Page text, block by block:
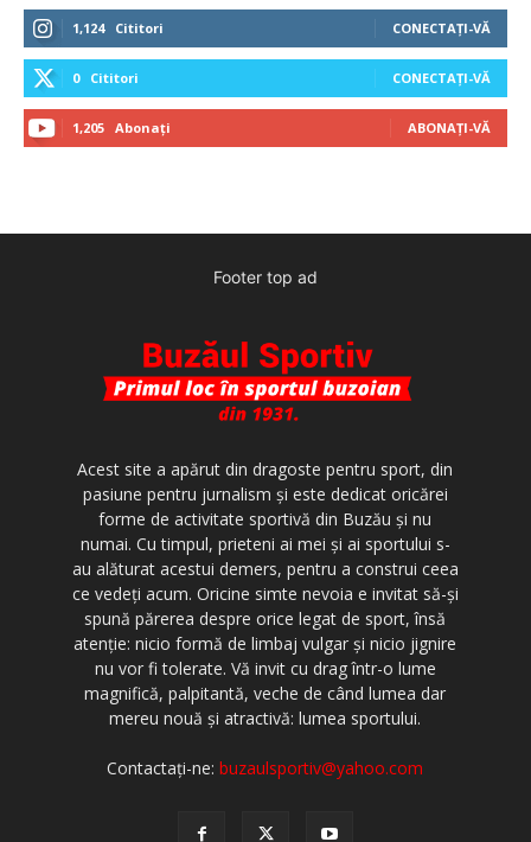
1,124 Cititori CONECTAȚI-VĂ
0 Cititori CONECTAȚI-VĂ
1,205 Abonați ABONAȚI-VĂ
Footer top ad
Acest site a apărut din dragoste pentru sport, din
pasiune pentru jurnalism şi este dedicat oricărei
forme de activitate sportivă din Buzău şi nu
numai. Cu timpul, prieteni ai mei şi ai sportului s-
au alăturat acestui demers, pentru a construi ceea
ce vedeţi acum. Oricine simte nevoia e invitat să-şi
spună părerea despre orice legat de sport, însă
atenţie: nicio formă de limbaj vulgar şi nicio jignire
nu vor fi tolerate. Vă invit cu drag într-o lume
magnifică, palpitantă, veche de când lumea dar
mereu nouă şi atractivă: lumea sportului.
Contactați-ne:buzaulsportiv@yahoo.com